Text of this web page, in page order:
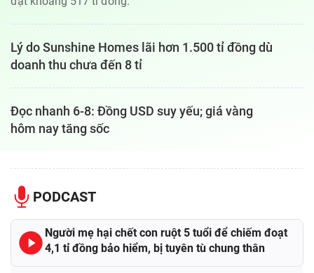
Lý do Sunshine Homes lãi hơn 1.500 tỉ đồng dù
doanh thu chưa đến 8 tỉ
Đọc nhanh 6-8: Đồng USD suy yếu; giá vàng
hôm nay tăng sốc
PODCAST
Người mẹ hại chết con ruột 5 tuổi để chiếm đoạt
4,1 tỉ đồng bảo hiểm, bị tuyên tù chung thân